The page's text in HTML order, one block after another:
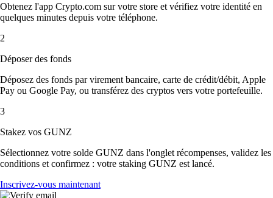
Obtenez l'app Crypto.com sur votre store et vérifiez votre identité en
quelques minutes depuis votre téléphone.
2
Déposer des fonds
Déposez des fonds par virement bancaire, carte de crédit/débit, Apple
Pay ou Google Pay, ou transférez des cryptos vers votre portefeuille.
3
Stakez vos GUNZ
Sélectionnez votre solde GUNZ dans l'onglet récompenses, validez les
conditions et confirmez : votre staking GUNZ est lancé.
Inscrivez-vous maintenant